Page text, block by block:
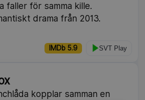
faller för samma kille.
drama från 2013.
IMDb 5.9 SVT Play
kopplar samman en